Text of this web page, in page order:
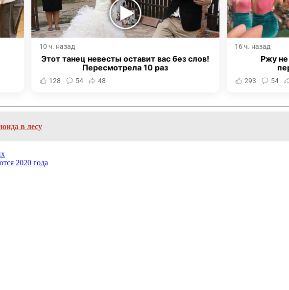
10 ч. назад
Этот танец невесты оставит вас без слов!
Пересмотрела 10 раз
128 54 48
16 ч. назад
Ржу не
293 54
в лесу
2020 года